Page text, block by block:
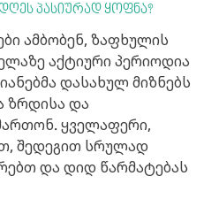
პასიურად ყოფნა?
ამბობენ, ზაფხულის
აქტიური პერიოდია
დასახულ მიზნებს
ზრდისა და
ყველაფერი,
შედეგით სრულად
და დიდ წარმატებას